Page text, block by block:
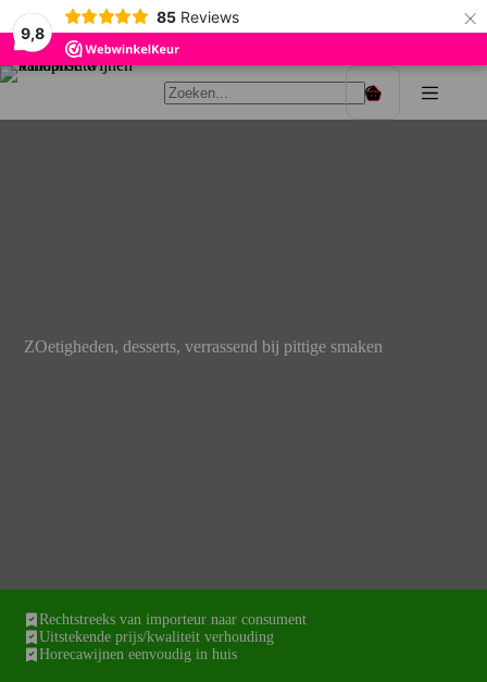
9,8
85 Reviews ×
Ga
Winkelwagen
ZOetigheden, desserts, verrassend bij pittige smaken
Rechtstreeks van importeur naar consument
Uitstekende prijs/kwaliteit verhouding
Horecawijnen eenvoudig in huis